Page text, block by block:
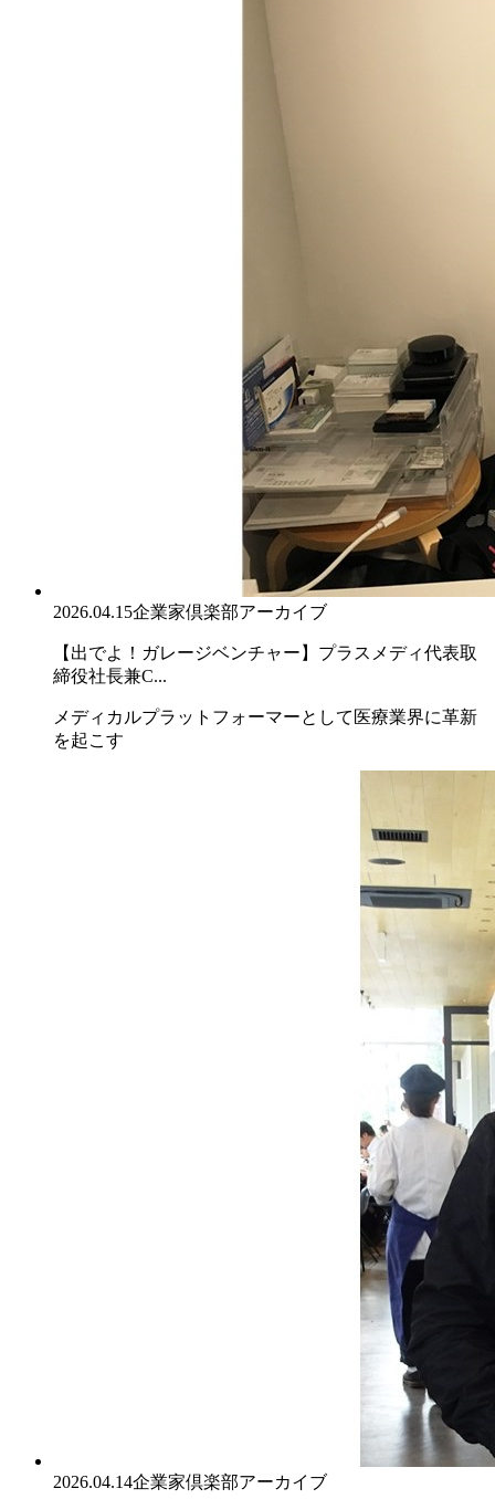
2026.04.15企業家倶楽部アーカイブ
【出でよ！ガレージベンチャー】プラスメディ代表取
締役社長兼C...
メディカルプラットフォーマーとして医療業界に革新
を起こす
2026.04.14企業家倶楽部アーカイブ